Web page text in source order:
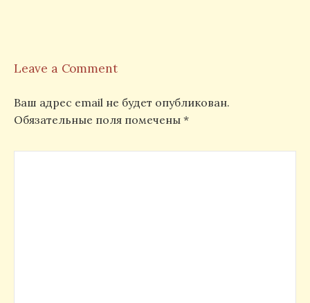
Leave a Comment
Ваш адрес email не будет опубликован.
Обязательные поля помечены *